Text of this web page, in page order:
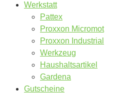
Werkstatt
Pattex
Proxxon Micromot
Proxxon Industrial
Werkzeug
Haushaltsartikel
Gardena
Gutscheine